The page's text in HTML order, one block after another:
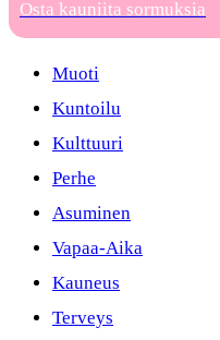
Osta kauniita sormuksia
Muoti
Kuntoilu
Kulttuuri
Perhe
Asuminen
Vapaa-Aika
Kauneus
Terveys